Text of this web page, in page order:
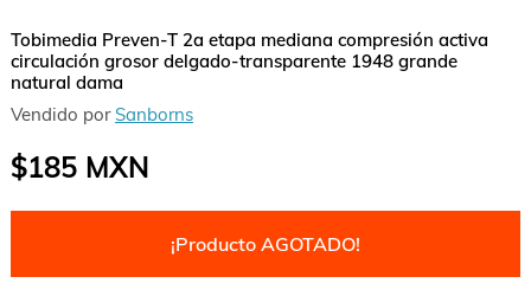
Tobimedia Preven-T 2a etapa mediana compresión activa
circulación grosor delgado-transparente 1948 grande
natural dama
Vendido por Sanborns
$185MXN
¡Producto AGOTADO!